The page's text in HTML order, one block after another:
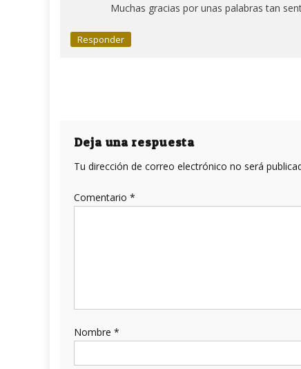
Muchas gracias por unas palabras tan
Responder
Deja una respuesta
Tu dirección de correo electrónico no será
Comentario *
Nombre *